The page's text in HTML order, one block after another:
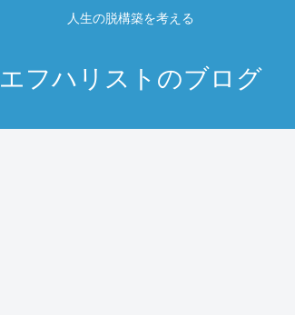
人生の脱構築を考える
エフハリストのブログ